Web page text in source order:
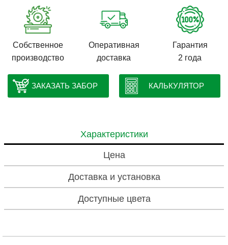
Собственное
производство
Оперативная
доставка
Гарантия
2 года
ЗАКАЗАТЬ ЗАБОР КАЛЬКУЛЯТОР
Характеристики
Цена
Доставка и установка
Доступные цвета